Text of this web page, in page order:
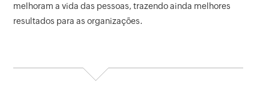
melhoram a vida das pessoas, trazendo ainda melhores
resultados para as organizações.